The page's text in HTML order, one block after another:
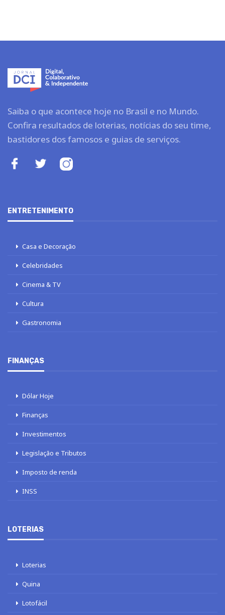
Saiba o que acontece hoje no Brasil e no Mundo.
Confira resultados de loterias, notícias do seu time,
bastidores dos famosos e guias de serviços.
ENTRETENIMENTO
Casa e Decoração
Celebridades
Cinema & TV
Cultura
Gastronomia
FINANÇAS
Dólar Hoje
Finanças
Investimentos
Legislação e Tributos
Imposto de renda
INSS
LOTERIAS
Loterias
Quina
Lotofácil